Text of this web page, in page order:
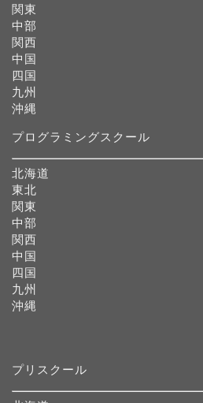
関東
中部
関西
中国
四国
九州
沖縄
プログラミングスクール
北海道
東北
関東
中部
関西
中国
四国
九州
沖縄
プリスクール